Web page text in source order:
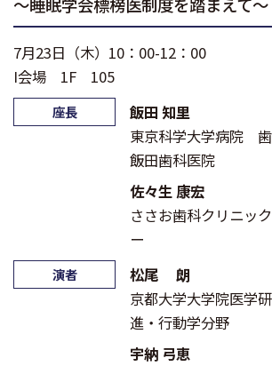
7月23日（木）10：00-12：00
I会場 1F 105
座長
飯田 知里
東京科学大学病院 歯
飯田歯科医院
佐々生 康宏
ささお歯科クリニッ
ー
演者
松尾 朗
京都大学大学院医学
進・行動学分野
宇納 弓恵